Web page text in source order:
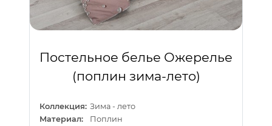
Постельное белье Ожерелье
(поплин зима-лето)
Коллекция: Зима - лето
Материал:
Поплин